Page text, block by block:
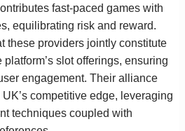
fast-paced games with
equilibrating risk and reward.
these providers jointly constitute
slot offerings, ensuring
engagement. Their alliance
competitive edge, leveraging
techniques coupled with